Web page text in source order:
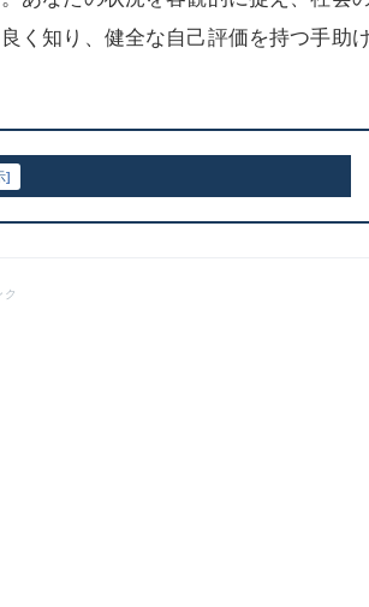
く知り、健全な自己評価を持つ手助
]